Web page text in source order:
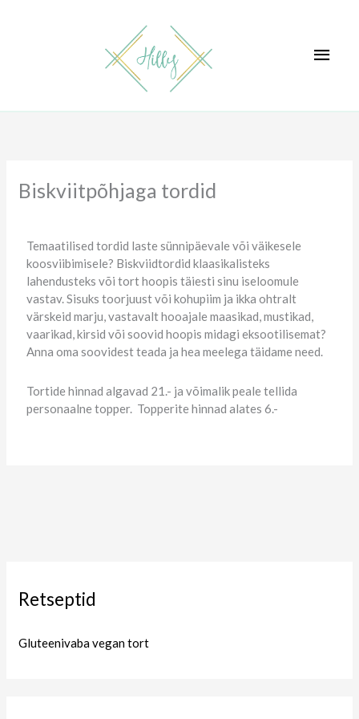
Biskviitpõhjaga tordid
Temaatilised tordid laste sünnipäevale või väikesele
koosviibimisele? Biskviidtordid klaasikalisteks
lahendusteks või tort hoopis täiesti sinu iseloomule
vastav. Sisuks toorjuust või kohupiim ja ikka ohtralt
värskeid marju, vastavalt hooajale maasikad, mustikad,
vaarikad, kirsid või soovid hoopis midagi eksootilisemat?
Anna oma soovidest teada ja hea meelega täidame need.
Tortide hinnad algavad 21.- ja võimalik peale tellida
personaalne topper. Topperite hinnad alates 6.-
Retseptid
Gluteenivaba vegan tort